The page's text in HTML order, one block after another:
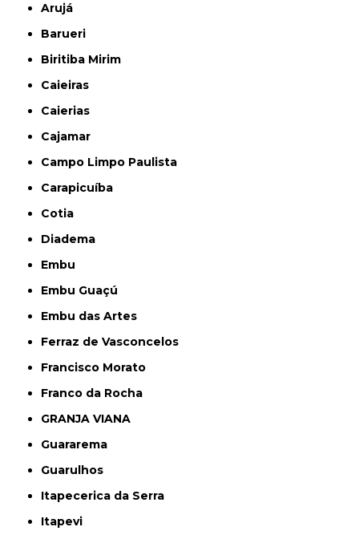
Arujá
Barueri
Biritiba Mirim
Caieiras
Caierias
Cajamar
Campo Limpo Paulista
Carapicuíba
Cotia
Diadema
Embu
Embu Guaçú
Embu das Artes
Ferraz de Vasconcelos
Francisco Morato
Franco da Rocha
GRANJA VIANA
Guararema
Guarulhos
Itapecerica da Serra
Itapevi